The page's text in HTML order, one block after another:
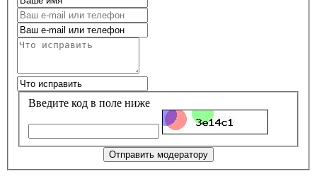
Введите код в поле ниже
Отправить модератору